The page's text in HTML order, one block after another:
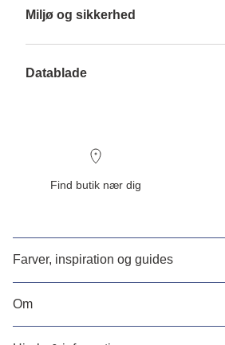
Miljø og sikkerhed
Datablade
Find butik nær dig
Farver, inspiration og guides
Om